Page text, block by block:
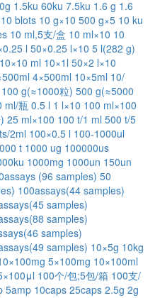
1.5ku 60ku 7.5ku 1.6 g 1.6
10 blots 10 g×10 500 g×5 10 ku
10 ml,5支/盒 10 ml×10 10
l 50×0.25 l×10 5 l(282 g)
10×10 ml 10×1l 50×2 l×10
4×500ml 10×5ml 10/
100 g(≈1000粒) 500 g(≈5000
ml/瓶 0.5 l 1 l×10 100 ml×100
25 ml×100 100 t/1 ml 500 t/5
2ml 100×0.5 l 100-1000ul
t 1000 ug 100000us
1000mg 1000un 150un
(96 samples) 50
100assays(44 samples)
samples)
samples)
samples)
samples) 10×5g 10kg
5×100mg 10×100ml
100个/包;5包/箱 100支/
5amp 10caps 25caps 2.5g 2g